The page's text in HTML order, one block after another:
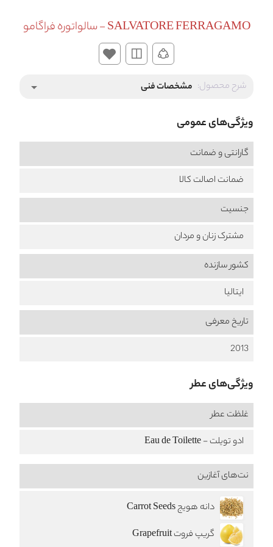
SALVATORE FERRAGAMO - سالواتوره فراگامو
شرح محصول: مشخصات فنی arrow_drop_down
ویژگی‌های عمومی
گارانتی و ضمانت
ضمانت اصالت کالا
جنسیت
مشترک زنان و مردان
کشور سازنده
ایتالیا
تاریخ معرفی
2013
ویژگی‌های عطر
غلظت عطر
ادو تویلت - Eau de Toilette
نت‌های آغازین
دانه هویج Carrot Seeds
گریپ فروت Grapefruit